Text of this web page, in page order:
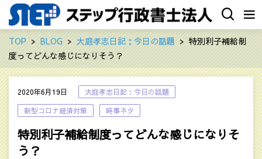
TOP BLOG 大庭孝志日記：今日の話題
特別利子補給制
度ってどんな感じになりそう？
2020年6月19日
大庭孝志日記：今日の話題
新型コロナ経済対策
時事ネタ
特別利子補給制度ってどんな感じになりそ
う？